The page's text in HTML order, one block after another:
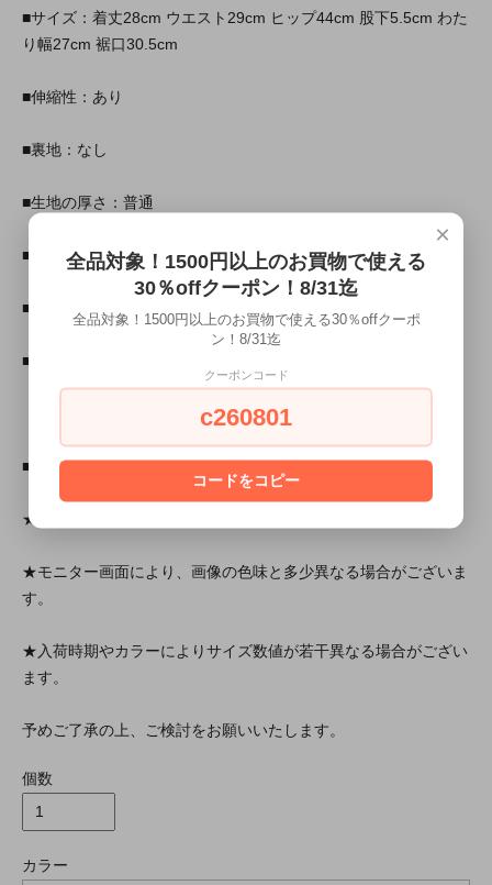
■サイズ：着丈28cm ウエスト29cm ヒップ44cm 股下5.5cm わた
り幅27cm 裾口30.5cm
■伸縮性：あり
■裏地：なし
■生地の厚さ：普通
■透け感：なし
■素材：本体：ポリエステル
■原産国：中国
■注意事項:
★平置きでの採寸の為、若干の誤差が生じる可能性があります。
★モニター画面により、画像の色味と多少異なる場合がございま
す。
★入荷時期やカラーによりサイズ数値が若干異なる場合がござい
ます。
予めご了承の上、ご検討をお願いいたします。
個数
カラー
×
全品対象！1500円以上のお買物で使える
30％offクーポン！8/31迄
全品対象！1500円以上のお買物で使える30％offクーポ
ン！8/31迄
クーポンコード
c260801
コードをコピー